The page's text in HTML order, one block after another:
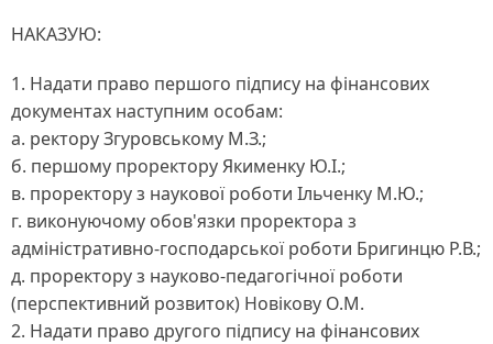
НАКАЗУЮ:
1. Надати право першого підпису на фінансових
документах наступним особам:
а. ректору Згуровському М.З.;
б. першому проректору Якименку Ю.І.;
в. проректору з наукової роботи Ільченку М.Ю.;
г. виконуючому обов'язки проректора з
адміністративно-господарської роботи Бригинцю Р.В.;
д. проректору з науково-педагогічної роботи
(перспективний розвиток) Новікову О.М.
2. Надати право другого підпису на фінансових